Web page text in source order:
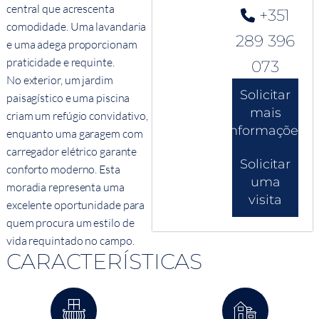
central que acrescenta
comodidade. Uma lavandaria
e uma adega proporcionam
praticidade e requinte.
No exterior, um jardim
paisagístico e uma piscina
criam um refúgio convidativo,
enquanto uma garagem com
carregador elétrico garante
conforto moderno. Esta
moradia representa uma
excelente oportunidade para
quem procura um estilo de
vida requintado no campo.
+351
289 396
073
Solicitar
mais
informações
Solicitar
uma
visita
CARACTERÍSTICAS